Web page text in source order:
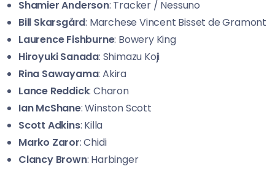
Shamier Anderson: Tracker / Nessuno
Bill Skarsgård: Marchese Vincent Bisset de Gramont
Laurence Fishburne: Bowery King
Hiroyuki Sanada: Shimazu Koji
Rina Sawayama: Akira
Lance Reddick: Charon
Ian McShane: Winston Scott
Scott Adkins: Killa
Marko Zaror: Chidi
Clancy Brown: Harbinger